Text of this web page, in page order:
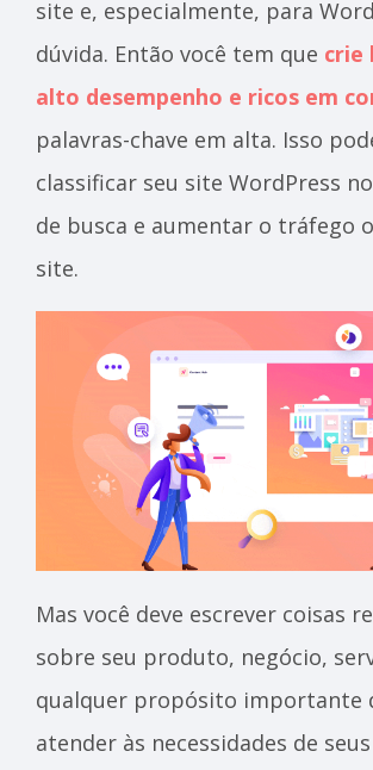
site e, especialmente, para
dúvida. Então você tem que crie
alto desempenho e ricos em
palavras-chave em alta. Isso
classificar seu site WordPress
de busca e aumentar o tráfego
site.
Mas você deve escrever coisas
sobre seu produto, negócio,
qualquer propósito importante
atender às necessidades de